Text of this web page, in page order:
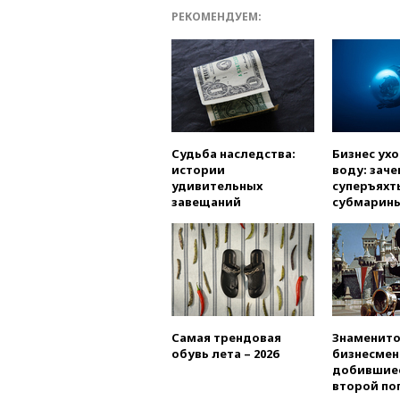
РЕКОМЕНДУЕМ:
Судьба наследства:
истории
удивительных
завещаний
Бизнес
воду:
Самая трендовая
обувь лета – 2026
второй